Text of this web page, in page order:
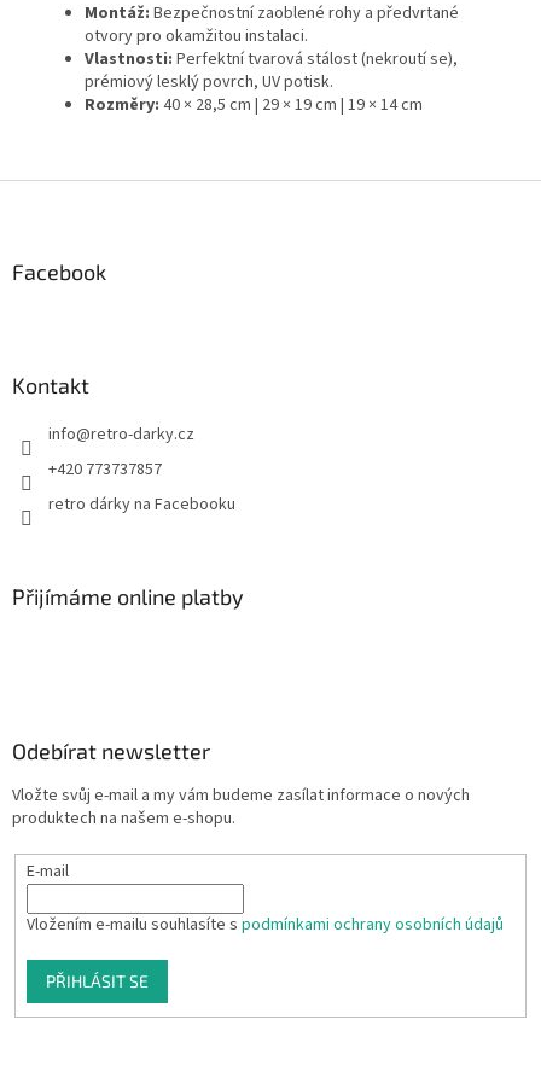
Montáž: Bezpečnostní zaoblené rohy a předvrtané
otvory pro okamžitou instalaci.
Vlastnosti: Perfektní tvarová stálost (nekroutí se),
prémiový lesklý povrch, UV potisk.
Rozměry: 40 × 28,5 cm | 29 × 19 cm | 19 × 14 cm
Facebook
Kontakt
info@retro-darky.cz
+420 773737857
retro dárky na Facebooku
Přijímáme online platby
Odebírat newsletter
Vložte svůj e-mail a my vám budeme zasílat informace o nových
produktech na našem e-shopu.
E-mail
Vložením e-mailu souhlasíte s podmínkami ochrany osobních údajů
PŘIHLÁSIT SE